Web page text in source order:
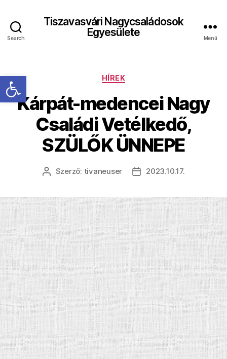
Eszköztár megnyitása
Search
Tiszavasvári Nagycsaládosok
Egyesülete
Menü
Kategóriák
HÍREK
Kárpát-medencei Nagy
Családi Vetélkedő,
SZÜLŐK ÜNNEPE
Bejegyzés
Szerző: tivaneuser
Bejegyzés
2023.10.17.